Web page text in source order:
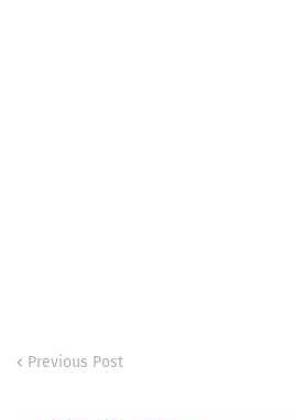
Previous Post